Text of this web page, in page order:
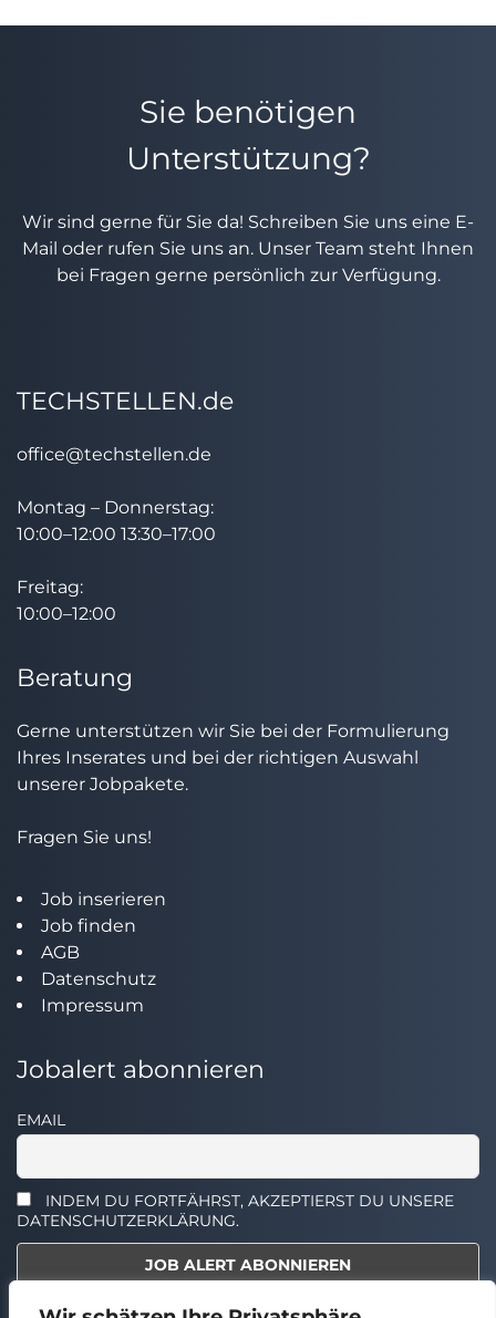
Sie benötigen
Unterstützung?
Wir sind gerne für Sie da! Schreiben Sie uns eine E-
Mail oder rufen Sie uns an. Unser Team steht Ihnen
bei Fragen gerne persönlich zur Verfügung.
TECHSTELLEN.de
office@techstellen.de
Montag – Donnerstag:
10:00–12:00 13:30–17:00
Freitag:
10:00–12:00
Beratung
Gerne unterstützen wir Sie bei der Formulierung
Ihres Inserates und bei der richtigen Auswahl
unserer Jobpakete.
Fragen Sie uns!
Job inserieren
Job finden
AGB
Datenschutz
Impressum
Jobalert abonnieren
EMAIL
INDEM DU FORTFÄHRST, AKZEPTIERST DU UNSERE
DATENSCHUTZERKLÄRUNG.